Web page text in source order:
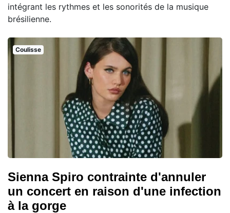
intégrant les rythmes et les sonorités de la musique
brésilienne.
Coulisse
Sienna Spiro contrainte d'annuler
un concert en raison d'une infection
à la gorge